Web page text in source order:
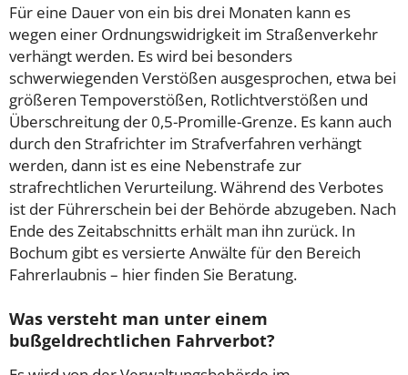
Für eine Dauer von ein bis drei Monaten kann es
wegen einer Ordnungswidrigkeit im Straßenverkehr
verhängt werden. Es wird bei besonders
schwerwiegenden Verstößen ausgesprochen, etwa bei
größeren Tempoverstößen, Rotlichtverstößen und
Überschreitung der 0,5-Promille-Grenze. Es kann auch
durch den Strafrichter im Strafverfahren verhängt
werden, dann ist es eine Nebenstrafe zur
strafrechtlichen Verurteilung. Während des Verbotes
ist der Führerschein bei der Behörde abzugeben. Nach
Ende des Zeitabschnitts erhält man ihn zurück. In
Bochum gibt es versierte Anwälte für den Bereich
Fahrerlaubnis – hier finden Sie Beratung.
Was versteht man unter einem
bußgeldrechtlichen Fahrverbot?